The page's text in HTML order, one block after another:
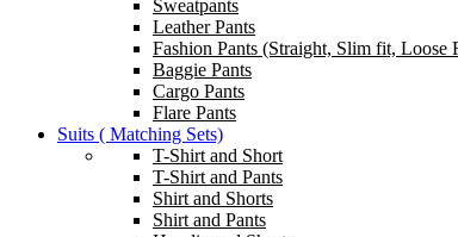
Sweatpants
Leather Pants
Fashion Pants (Straight, Slim fit, Loose
Baggie Pants
Cargo Pants
Flare Pants
Suits ( Matching Sets)
T-Shirt and Short
T-Shirt and Pants
Shirt and Shorts
Shirt and Pants